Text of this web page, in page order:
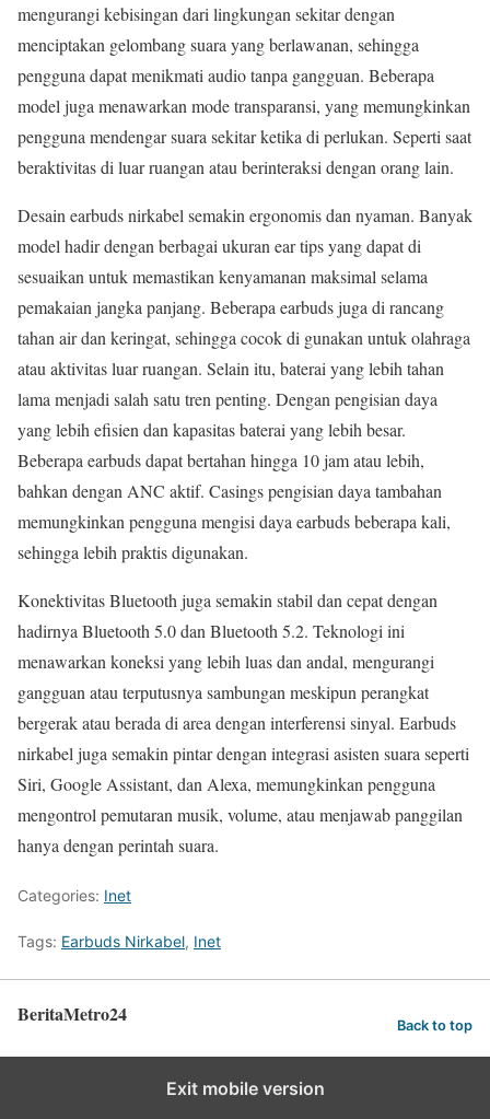
mengurangi kebisingan dari lingkungan sekitar dengan
menciptakan gelombang suara yang berlawanan, sehingga
pengguna dapat menikmati audio tanpa gangguan. Beberapa
model juga menawarkan mode transparansi, yang memungkinkan
pengguna mendengar suara sekitar ketika di perlukan. Seperti saat
beraktivitas di luar ruangan atau berinteraksi dengan orang lain.
Desain earbuds nirkabel semakin ergonomis dan nyaman. Banyak
model hadir dengan berbagai ukuran ear tips yang dapat di
sesuaikan untuk memastikan kenyamanan maksimal selama
pemakaian jangka panjang. Beberapa earbuds juga di rancang
tahan air dan keringat, sehingga cocok di gunakan untuk olahraga
atau aktivitas luar ruangan. Selain itu, baterai yang lebih tahan
lama menjadi salah satu tren penting. Dengan pengisian daya
yang lebih efisien dan kapasitas baterai yang lebih besar.
Beberapa earbuds dapat bertahan hingga 10 jam atau lebih,
bahkan dengan ANC aktif. Casings pengisian daya tambahan
memungkinkan pengguna mengisi daya earbuds beberapa kali,
sehingga lebih praktis digunakan.
Konektivitas Bluetooth juga semakin stabil dan cepat dengan
hadirnya Bluetooth 5.0 dan Bluetooth 5.2. Teknologi ini
menawarkan koneksi yang lebih luas dan andal, mengurangi
gangguan atau terputusnya sambungan meskipun perangkat
bergerak atau berada di area dengan interferensi sinyal. Earbuds
nirkabel juga semakin pintar dengan integrasi asisten suara seperti
Siri, Google Assistant, dan Alexa, memungkinkan pengguna
mengontrol pemutaran musik, volume, atau menjawab panggilan
hanya dengan perintah suara.
Categories: Inet
Tags: Earbuds Nirkabel, Inet
BeritaMetro24 Back to top
Exit mobile version